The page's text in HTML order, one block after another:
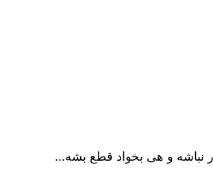
نباشه و هی بخواد قطع بشه…